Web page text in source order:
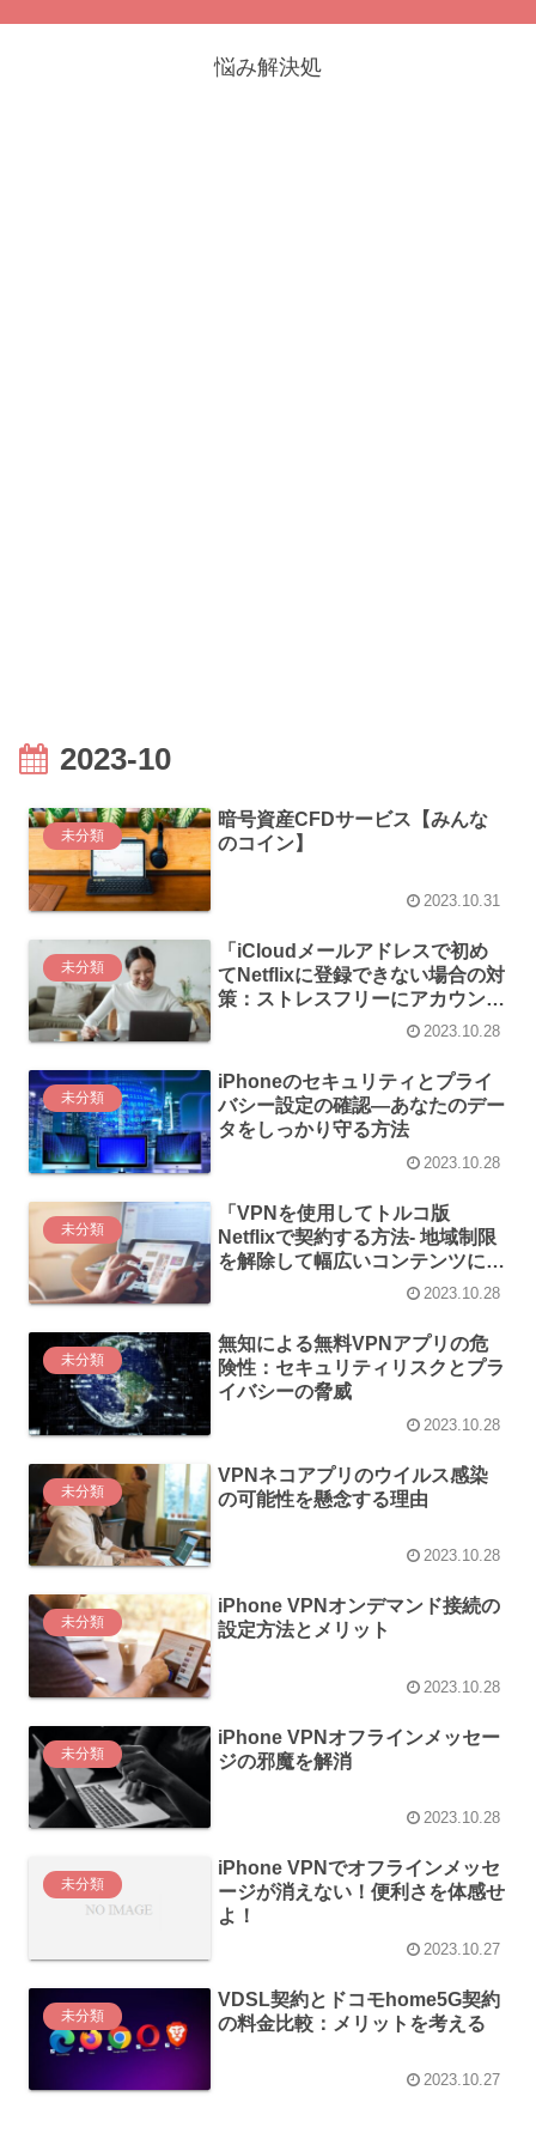
悩み解決処
2023-10
未分類
暗号資産CFDサービス【みんな
のコイン】
2023.10.31
未分類
「iCloudメールアドレスで初め
てNetflixに登録できない場合の対
策：ストレスフリーにアカウント
作成を完了させる方法」2023.10.28
未分類
iPhoneのセキュリティとプライ
バシー設定の確認―あなたのデー
タをしっかり守る方法
2023.10.28
未分類
「VPNを使用してトルコ版
Netflixで契約する方法- 地域制限
を解除して幅広いコンテンツにア
2023.10.28
未分類
無知による無料VPNアプリの危
険性：セキュリティリスクとプラ
イバシーの脅威
2023.10.28
未分類
VPNネコアプリのウイルス感染
の可能性を懸念する理由
2023.10.28
未分類
iPhone VPNオンデマンド接続の
設定方法とメリット
2023.10.28
未分類
iPhone VPNオフラインメッセー
ジの邪魔を解消
2023.10.28
未分類
iPhone VPNでオフラインメッセ
ージが消えない！便利さを体感せ
よ！
2023.10.27
未分類
VDSL契約とドコモhome5G契約
の料金比較：メリットを考える
2023.10.27